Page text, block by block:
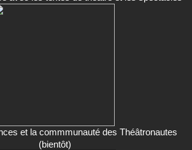
et la commmunauté des Théâtronautes
(bientôt)